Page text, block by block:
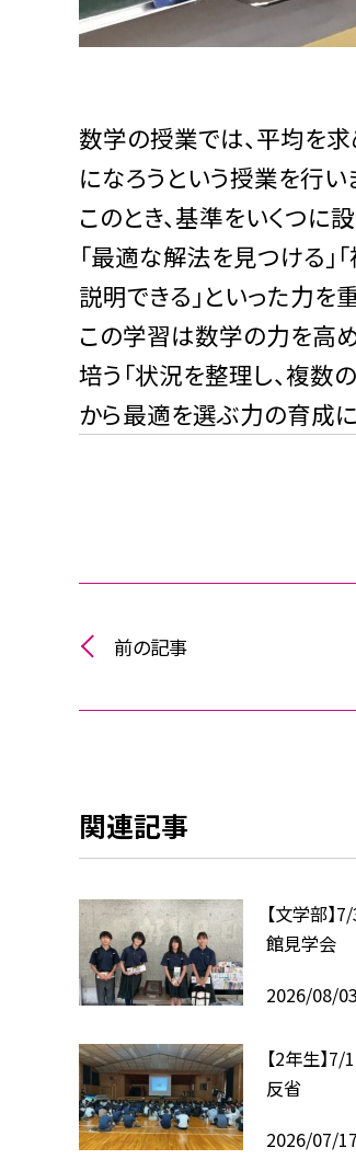
数学の授業では、平均を
になろうという授業を行い
このとき、基準をいくつに
「最適な解法を見つける」
説明できる」といった力を
この学習は数学の力を高
培う「状況を整理し、複数
から最適を選ぶ力の育成に
前の記事
関連記事
【文学部
館見学会
2026/08/03
【2年生】
反省
2026/07/17